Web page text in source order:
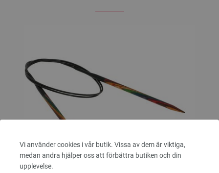
Vi använder cookies i vår butik. Vissa av dem är viktiga,
medan andra hjälper oss att förbättra butiken och din
upplevelse.